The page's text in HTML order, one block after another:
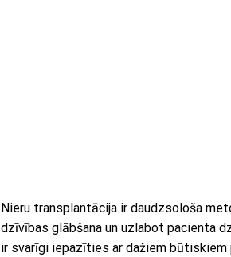
Nieru transplantācija ir daudzsološa
dzīvības glābšana un uzlabot pacienta
ir svarīgi iepazīties ar dažiem būtiskiem